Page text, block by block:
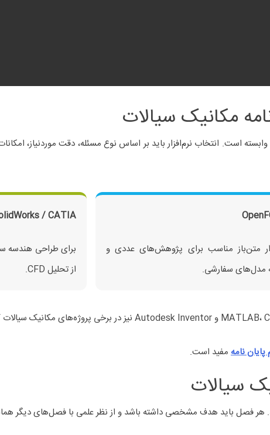
مکانیک سیالات
است. انتخاب نرم‌افزار باید بر اساس نوع مسئله، دقت موردنیاز،
متن‌باز مناسب برای پژوهش‌های عددی و
مدل‌های سفارشی.
/ CATIA
برای طراحی هندسه
از تحلیل CFD.
پایان نامه مفید است.
سیالات
هر فصل باید هدف مشخصی داشته باشد و از نظر علمی با فصل‌های دیگر